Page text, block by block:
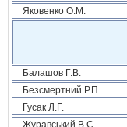
Яковенко О.М.
Балашов Г.В.
Безсмертний Р.П.
Гусак Л.Г.
Журавський В.С.